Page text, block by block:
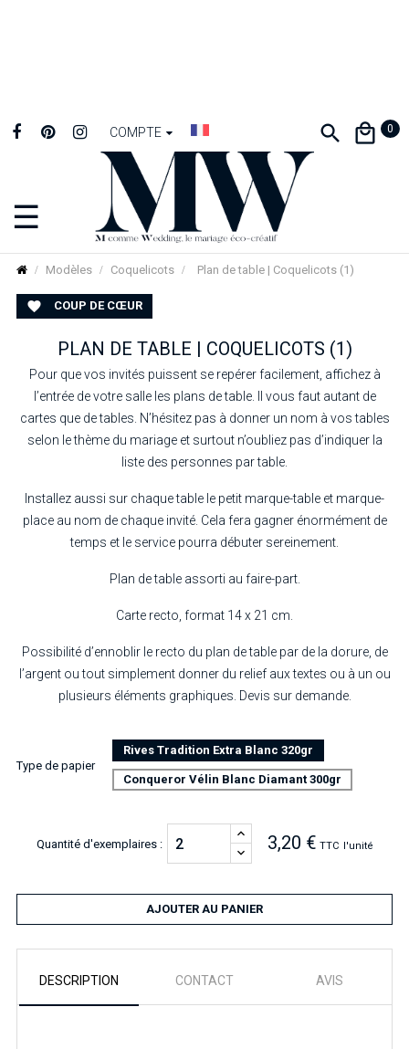
COMPTE 0
Basculer
la
navigation
☰
Modèles Coquelicots Plan de table | Coquelicots (1)
 COUP DE CŒUR
PLAN DE TABLE | COQUELICOTS (1)
Pour que vos invités puissent se repérer facilement, affichez à
l’entrée de votre salle les plans de table. Il vous faut autant de
cartes que de tables. N’hésitez pas à donner un nom à vos tables
selon le thème du mariage et surtout n’oubliez pas d’indiquer la
liste des personnes par table.
Installez aussi sur chaque table le petit marque-table et marque-
place au nom de chaque invité. Cela fera gagner énormément de
temps et le service pourra débuter sereinement.
Plan de table assorti au faire-part.
Carte recto, format 14 x 21 cm.
Possibilité d’ennoblir le recto du plan de table par de la dorure, de
l’argent ou tout simplement donner du relief aux textes ou à un ou
plusieurs éléments graphiques. Devis sur demande.
Type de papier
Rives Tradition Extra Blanc 320gr
Conqueror Vélin Blanc Diamant 300gr
Quantité d'exemplaires : 3,20 € TTC l'unité
AJOUTER AU PANIER
DESCRIPTION CONTACT AVIS